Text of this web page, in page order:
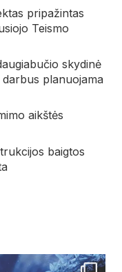
pripažintas
Teismo
skydinė
planuojama
aikštės
baigtos